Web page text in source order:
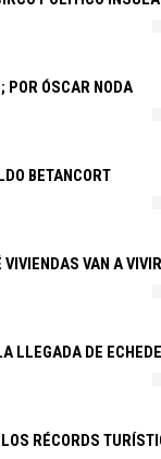
POR ÓSCAR NODA
BETANCORT
VIVIENDAS VAN A
LLEGADA DE
RÉCORDS